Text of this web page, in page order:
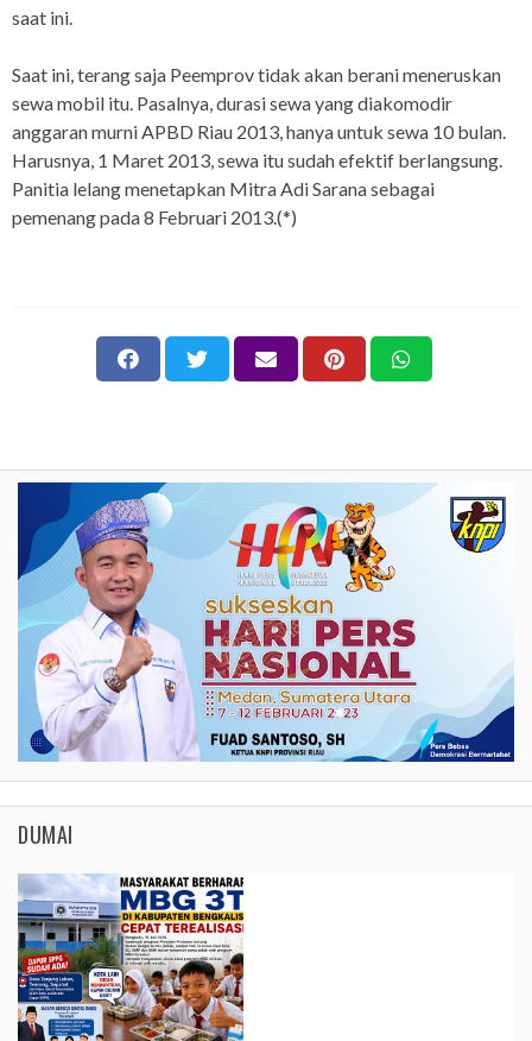
saat ini.
Saat ini, terang saja Peemprov tidak akan berani meneruskan
sewa mobil itu. Pasalnya, durasi sewa yang diakomodir
anggaran murni APBD Riau 2013, hanya untuk sewa 10 bulan.
Harusnya, 1 Maret 2013, sewa itu sudah efektif berlangsung.
Panitia lelang menetapkan Mitra Adi Sarana sebagai
pemenang pada 8 Februari 2013.(*)
DUMAI